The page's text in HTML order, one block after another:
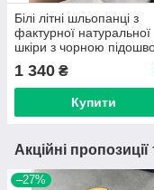
Білі літні шльопанці з
фактурної натуральної
шкіри з чорною
1 340 ₴
Купити
Акційні
–27%